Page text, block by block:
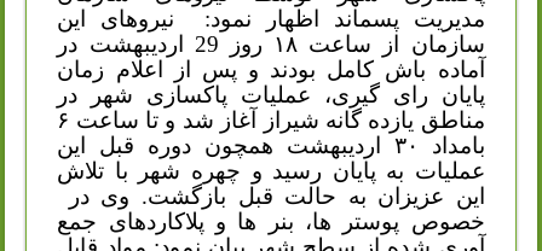
مدیریت پسماند اظهار نمود:
نیروهای این
سازمان از ساعت ۱۸ روز 29 اردیبهشت در
آماده باش کامل بودند و پس از اعلام زمان
پایان رای گیری، عملیات پاکسازی شهر در
مناطق یازده گانه شیراز آغاز شد و تا ساعت ۶
بامداد ۳۰ اردیبهشت همچون دوره قبل این
عملیات به پایان رسید و چهره شهر با تلاش
این عزیزان به حالت قبل بازگشت. وی در
خصوص پوستر ها، بنر ها و پلاکاردهای جمع